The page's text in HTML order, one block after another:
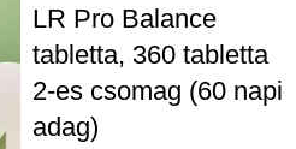
LR Pro Balance
tabletta, 360 tabletta
2-es csomag (60 napi
adag)